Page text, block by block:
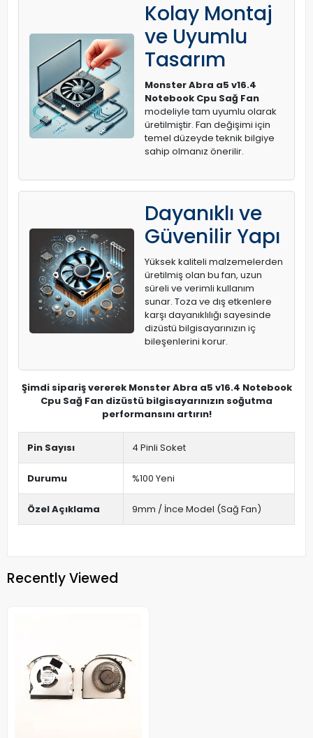
Kolay Montaj
ve Uyumlu
Tasarım
Monster Abra a5 v16.4
Notebook Cpu Sağ Fan
modeliyle tam uyumlu olarak
üretilmiştir. Fan değişimi için
temel düzeyde teknik bilgiye
sahip olmanız önerilir.
Dayanıklı ve
Güvenilir Yapı
Yüksek kaliteli malzemelerden
üretilmiş olan bu fan, uzun
süreli ve verimli kullanım
sunar. Toza ve dış etkenlere
karşı dayanıklılığı sayesinde
dizüstü bilgisayarınızın iç
bileşenlerini korur.
Şimdi sipariş vererek Monster Abra a5 v16.4 Notebook
Cpu Sağ Fan dizüstü bilgisayarınızın soğutma
performansını artırın!
Pin Sayısı 4 Pinli Soket
Durumu %100 Yeni
Özel Açıklama 9mm / İnce Model (Sağ Fan)
Recently Viewed